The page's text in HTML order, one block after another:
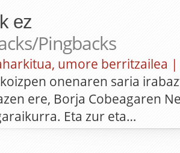
ez
Pingbacks
umore berritzailea |
onenaren saria
ere, Borja Cobeagaren
Eta zur eta…